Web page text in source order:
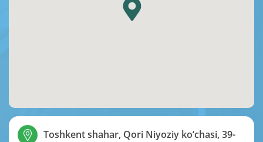
Toshkent shahar, Qori Niyoziy ko‘chasi, 39-